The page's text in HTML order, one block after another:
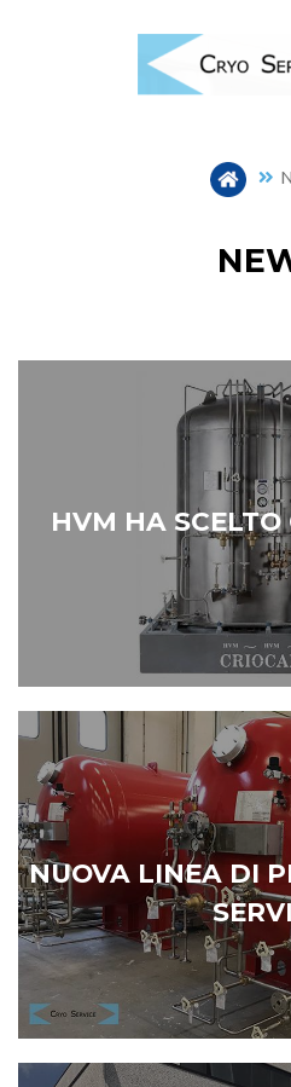
HVM HA SCELTO
NUOVA LINEA DI
NUOVA
WORK IN
HVM HA SCELTO
NUOVA LINEA DI